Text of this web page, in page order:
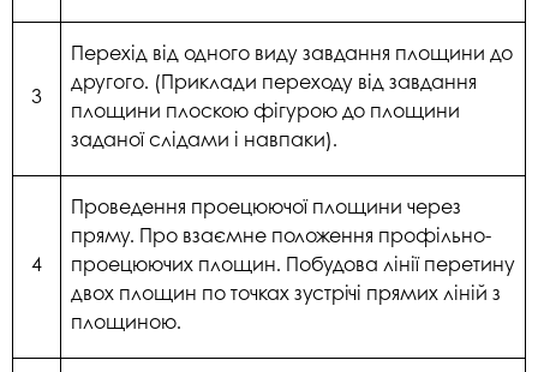
3
Перехід від одного виду завдання площини до
другого. (Приклади переходу від завдання
площини плоскою фігурою до площини
заданої слідами і навпаки).
4
Проведення проецюючої площини через
пряму. Про взаємне положення профільно-
проецюючих площин. Побудова лінії перетину
двох площин по точках зустрічі прямих ліній з
площиною.